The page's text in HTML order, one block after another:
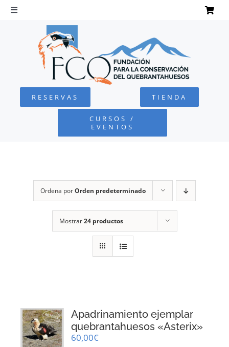
Saltar
Toggle
Navigation
QUEBRANTAHUESOS
FUNDACIÓN
CONTACTO
CARRITO
RESERVAS TIENDA
CURSOS /
EVENTOS
Ordena porOrden predeterminado
Mostrar24 productos
Apadrinamiento ejemplar
quebrantahuesos «Asterix»
60,00€